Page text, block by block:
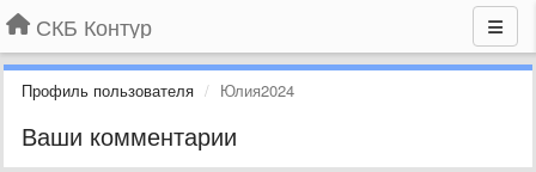
СКБ Контур
Профиль пользователя Юлия2024
Ваши комментарии